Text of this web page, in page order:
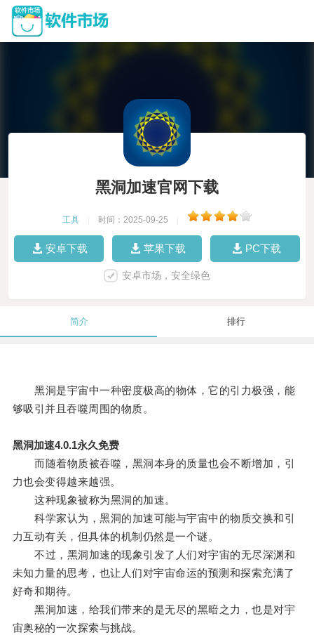
黑洞加速官网下载
工具 时间：2025-09-25
安卓下载 苹果下载 PC下载
安卓市场，安全绿色
简介 排行
黑洞是宇宙中一种密度极高的物体，它的引力极强，能
够吸引并且吞噬周围的物质。
黑洞加速4.0.1永久免费
而随着物质被吞噬，黑洞本身的质量也会不断增加，引
力也会变得越来越强。
这种现象被称为黑洞的加速。
科学家认为，黑洞的加速可能与宇宙中的物质交换和引
力互动有关，但具体的机制仍然是一个谜。
不过，黑洞加速的现象引发了人们对宇宙的无尽深渊和
未知力量的思考，也让人们对宇宙命运的预测和探索充满了
好奇和期待。
黑洞加速，给我们带来的是无尽的黑暗之力，也是对宇
宙奥秘的一次探索与挑战。